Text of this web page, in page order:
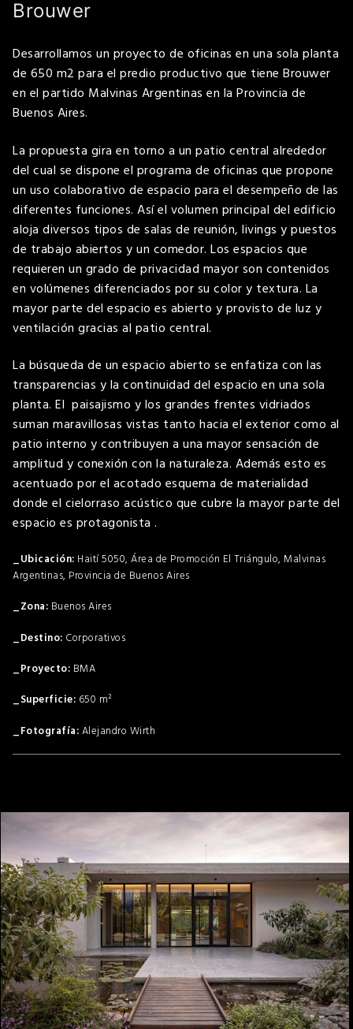
Brouwer
Desarrollamos un proyecto de oficinas en una sola planta
de 650 m2 para el predio productivo que tiene Brouwer
en el partido Malvinas Argentinas en la Provincia de
Buenos Aires.
La propuesta gira en torno a un patio central alrededor
del cual se dispone el programa de oficinas que propone
un uso colaborativo de espacio para el desempeño de las
diferentes funciones. Así el volumen principal del edificio
aloja diversos tipos de salas de reunión, livings y puestos
de trabajo abiertos y un comedor. Los espacios que
requieren un grado de privacidad mayor son contenidos
en volúmenes diferenciados por su color y textura. La
mayor parte del espacio es abierto y provisto de luz y
ventilación gracias al patio central.
La búsqueda de un espacio abierto se enfatiza con las
transparencias y la continuidad del espacio en una sola
planta. El paisajismo y los grandes frentes vidriados
suman maravillosas vistas tanto hacia el exterior como al
patio interno y contribuyen a una mayor sensación de
amplitud y conexión con la naturaleza. Además esto es
acentuado por el acotado esquema de materialidad
donde el cielorraso acústico que cubre la mayor parte del
espacio es protagonista .
Haití 5050, Área de Promoción El Triángulo, Malvinas
Argentinas, Provincia de Buenos Aires
Buenos Aires
Corporativos
BMA
650
Alejandro Wirth